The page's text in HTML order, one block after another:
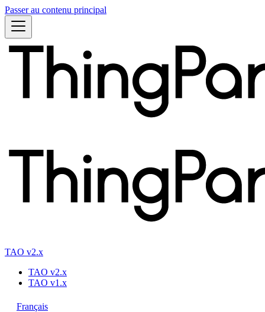
Passer au contenu principal
TAO v2.x
TAO v2.x
TAO v1.x
Français